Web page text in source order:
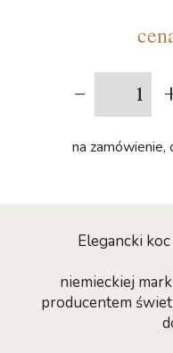
-
na zamówienie,
Elegancki
niemieckiej
producentem